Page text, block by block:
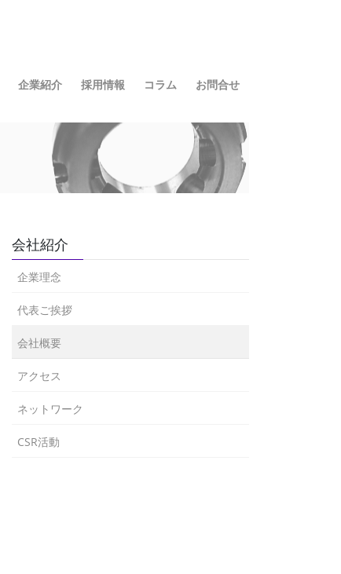
企業紹介 採用情報 コラム お問合せ
会社紹介
企業理念
代表ご挨拶
会社概要
アクセス
ネットワーク
CSR活動